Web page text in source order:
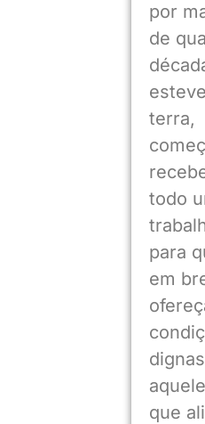
por
de
terra,
todo
para
em
que ali